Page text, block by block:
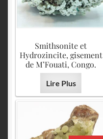
Smithsonite et
Hydrozincite, gisement
de M’Fouati, Congo.
Lire Plus